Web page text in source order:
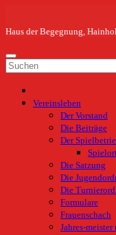
springen
Haus der Begegnung,
Vereinsleben
Der Vorstand
Die Beiträge
Der
Die Satzung
Die
Die
Formulare
Frauenschach
Jahres-meister